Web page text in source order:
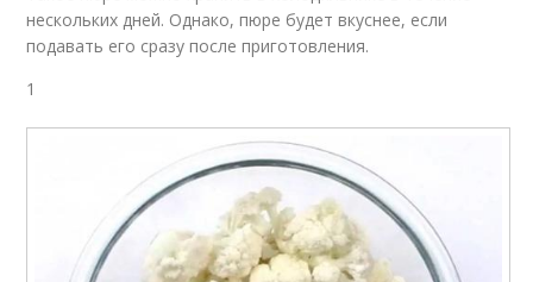
нескольких дней. Однако, пюре будет вкуснее, если
подавать его сразу после приготовления.
1